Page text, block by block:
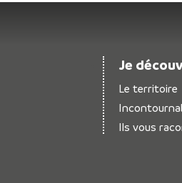
Je
Le territoire
Ils vous